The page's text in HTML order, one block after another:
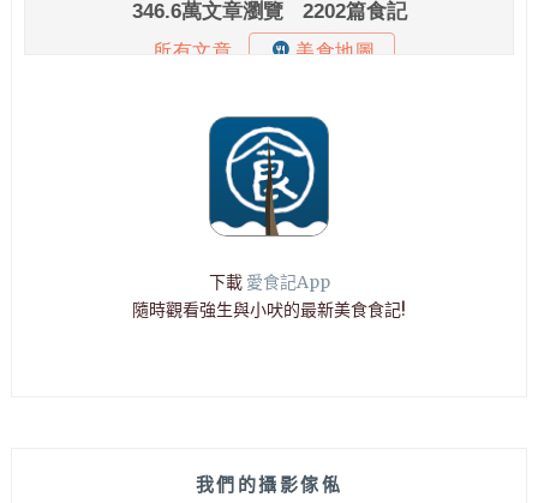
下載 愛食記App
隨時觀看強生與小吠的最新美食食記!
我們的攝影傢俬